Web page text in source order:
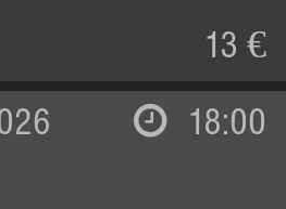
13 €
18:00